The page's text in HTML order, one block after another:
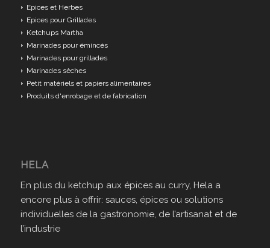
Epices et Herbes
Epices pour Grillades
Ketchups Martha
Marinades pour émincés
Marinades pour grillades
Marinades sèches
Petit matériels et papiers alimentaires
Produits d'enrobage et de fabrication
HELA
En plus du ketchup aux épices au curry, Hela a
encore plus à offrir: sauces, épices ou solutions
individuelles de la gastronomie, de l’artisanat et de
l’industrie